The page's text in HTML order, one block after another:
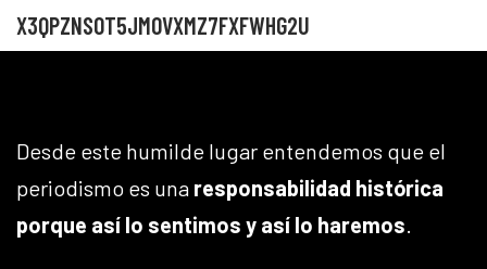
X3QPZNSOT5JMOVXMZ7FXFWHG2U
Desde este humilde lugar entendemos que el
periodismo es una responsabilidad histórica
porque así lo sentimos y así lo haremos